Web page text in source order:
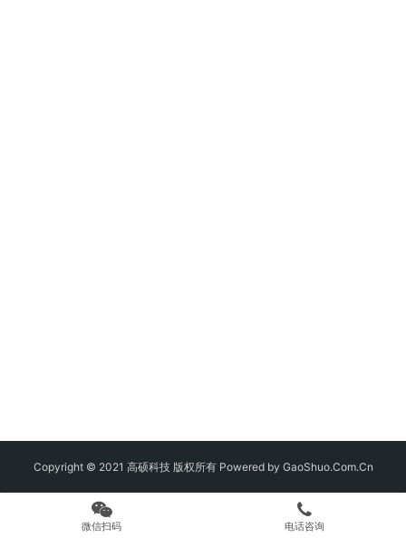
Copyright © 2021 高硕科技 版权所有 Powered by GaoShuo.Com.Cn
微信扫码 电话咨询